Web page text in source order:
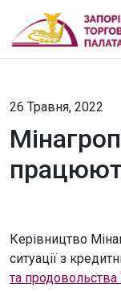
26 Травня, 2022
Керівництво
ситуації з
та продовольства